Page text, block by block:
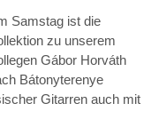
Samstag ist die
zu unserem
Gábor Horváth
Bátonyterenye
Gitarren auch mit